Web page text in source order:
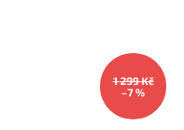
1 299 Kč
–7 %